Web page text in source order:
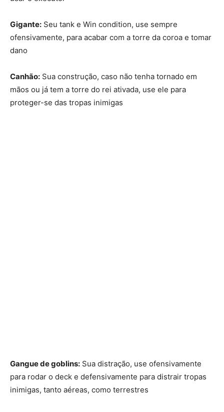
Gigante: Seu tank e Win condition, use sempre
ofensivamente, para acabar com a torre da coroa e tomar
dano
Canhão: Sua construção, caso não tenha tornado em
mãos ou já tem a torre do rei ativada, use ele para
proteger-se das tropas inimigas
Gangue de goblins: Sua distração, use ofensivamente
para rodar o deck e defensivamente para distrair tropas
inimigas, tanto aéreas, como terrestres